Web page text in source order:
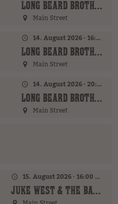
LONG BEARD BROTHERS (AT)
Main Street
14. August 2026 · 16:00 Uhr – 18:00 Uhr
LONG BEARD BROTHERS (AT)
Main Street
14. August 2026 · 20:00 Uhr
LONG BEARD BROTHERS (AT)
Main Street
15. August 2026 · 16:00 Uhr – 18:00 Uhr
JUKE WEST & THE BAND (AT)